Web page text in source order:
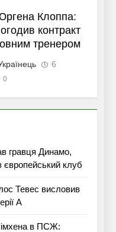
Клоппа:
контракт
тренером
6
0
гравця Динамо,
європейський клуб
Тевес висловив
А
в ПСЖ: